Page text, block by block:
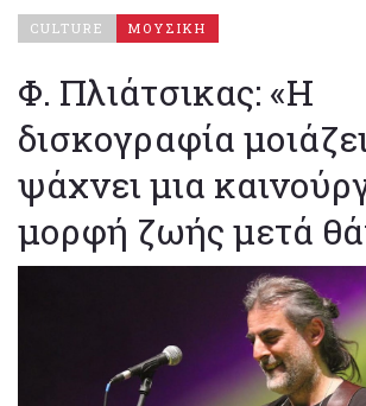
CULTURE ΜΟΥΣΙΚΗ
Φ. Πλιάτσικας: «Η
δισκογραφία
ψάχνει μια
μορφή ζωής μετά